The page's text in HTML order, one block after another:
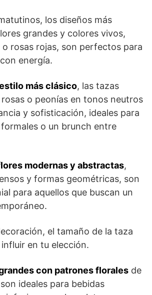
los diseños más
grandes y colores vivos,
rosas rojas, son perfectos para
energía.
más clásico, las tazas
o peonías en tonos neutros
y sofisticación, ideales para
o un brunch entre
modernas y abstractas,
y formas geométricas, son
para aquellos que buscan un
el tamaño de la taza
en tu elección.
con patrones florales de
ideales para bebidas